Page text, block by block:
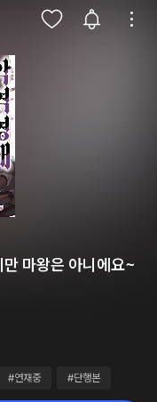
마왕은 아니에요~
#연재중 #단행본